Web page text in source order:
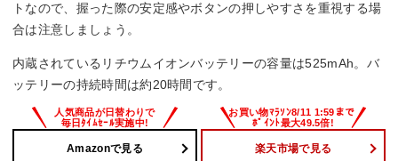
トなので、握った際の安定感やボタンの押しやすさを重視する場
合は注意しましょう。
内蔵されているリチウムイオンバッテリーの容量は525mAh。バ
ッテリーの持続時間は約20時間です。
Amazonで見る 楽天市場で見る